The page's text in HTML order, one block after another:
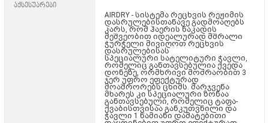
აქსესუარები
AIRDRY - სისტემა რეცხვის რეჟიმის
დასრულებისთანავე გადმოაღებს
კარს, რომ ჰაერის ნაკადის
მეშვეობით იდეალურად მშრალი
ჭურჭელი მივიღოთ რეცხვის
დასრულებისას
სპეციალური სატელიტური ჭავლი,
რომელიც განთავსებულია ქვედა
დონეზე, ორმხრივი მოძრაობით 3
ჯერ უფრო ეფექტურად
მოაშრორებს ცხიმს. მარჯვენა
მხარეს კი სპეციალური ზონაა
განთავსებული, რომელიც ტაფა-
ქვაბისთვისაა განკუთვნილი და
ჭავლი 1 წამიანი დამატებითი